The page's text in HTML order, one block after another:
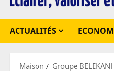
ACTUALITÉS
Maison Groupe BELEKANI